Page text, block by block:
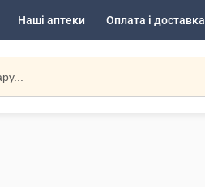
Наші аптеки Оплата і доставка